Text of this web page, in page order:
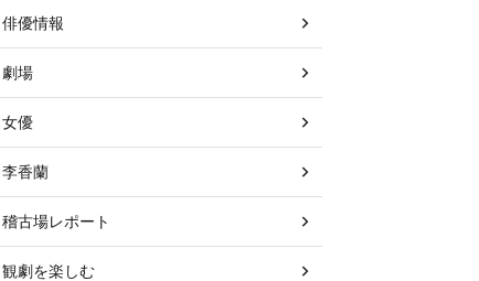
俳優情報
劇場
女優
李香蘭
稽古場レポート
観劇を楽しむ